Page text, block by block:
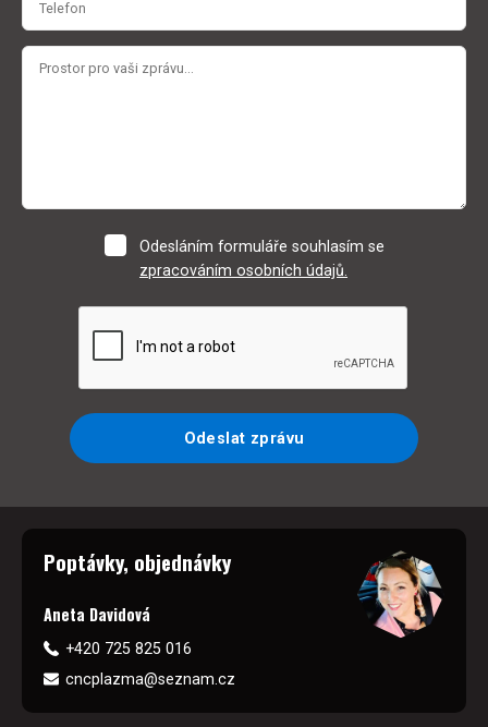
Odesláním formuláře souhlasím se
zpracováním osobních údajů.
Odeslat zprávu
Poptávky, objednávky
Aneta Davidová
+420 725 825 016
cncplazma@seznam.cz